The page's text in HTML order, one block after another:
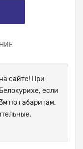
сайте! При
если
по габаритам.